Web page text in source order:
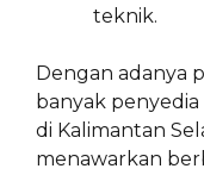
teknik.
Dengan adanya
banyak
di Kalimantan
menawarkan